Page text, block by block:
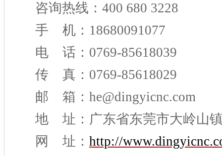
咨询热线：400 680 3228
手 机：18680091077
电 话：0769-85618039
传 真：0769-85618029
邮 箱：he@dingyicnc.com
地 址：广东省东莞市大岭山
网 址： http://